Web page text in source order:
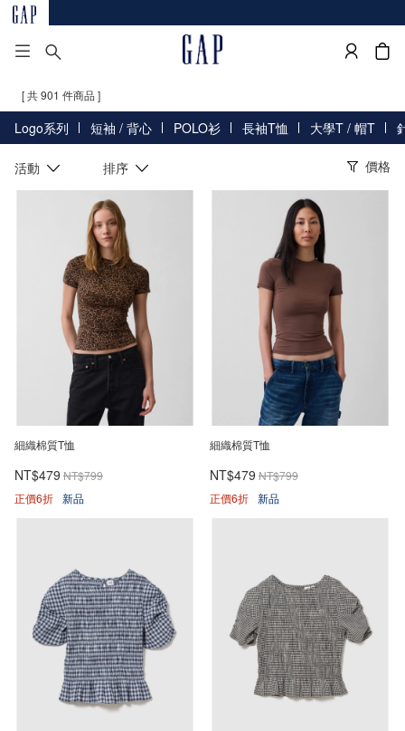
[ 共 901 件商品 ]
Logo系列 短袖 / 背心 POLO衫 長袖T恤 大學T / 帽T
活動 排序 價格
細織棉質T恤
NT$479 NT$799
正價6折 新品
細織棉質T恤
NT$479 NT$799
正價6折 新品